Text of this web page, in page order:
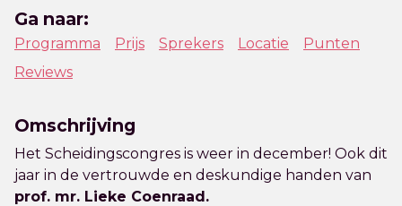
Ga naar:
Programma Prijs Sprekers Locatie
Punten
Reviews
Omschrijving
Het Scheidingscongres is weer in december! Ook dit
jaar in de vertrouwde en deskundige handen van
prof. mr. Lieke Coenraad.